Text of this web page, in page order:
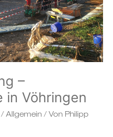
–
in Vöhringen
/ Allgemein / Von Philipp